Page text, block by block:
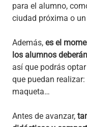
para el alumno,
ciudad próxima o
Además, es el
los alumnos
así que podrás
que puedan
maqueta…
Antes de avanzar,